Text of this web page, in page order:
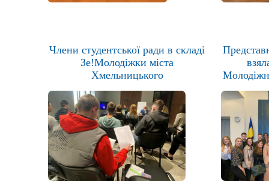
Члени студентської ради в складі
Зе!Молодіжки міста
Хмельницького